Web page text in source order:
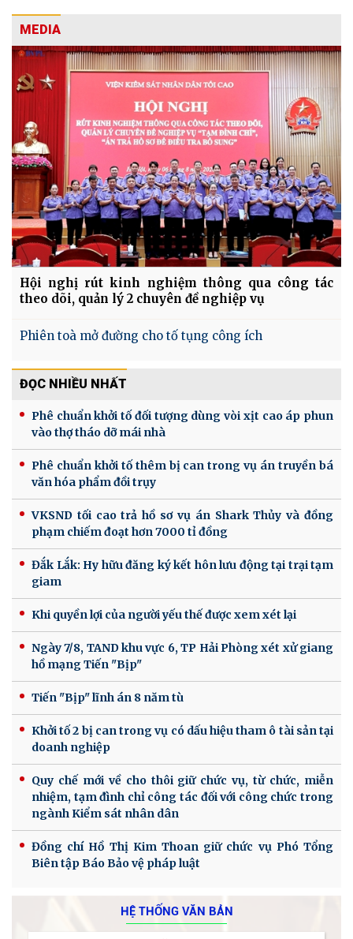
MEDIA
Hội nghị rút kinh nghiệm thông qua công tác
theo dõi, quản lý 2 chuyên đề nghiệp vụ
Phiên toà mở đường cho tố tụng công ích
ĐỌC NHIỀU NHẤT
Phê chuẩn khởi tố đối tượng dùng vòi xịt cao áp phun
vào thợ tháo dỡ mái nhà
Phê chuẩn khởi tố thêm bị can trong vụ án truyền bá
văn hóa phẩm đồi trụy
VKSND tối cao trả hồ sơ vụ án Shark Thủy và đồng
phạm chiếm đoạt hơn 7000 tỉ đồng
Đắk Lắk: Hy hữu đăng ký kết hôn lưu động tại trại tạm
giam
Khi quyền lợi của người yếu thế được xem xét lại
Ngày 7/8, TAND khu vực 6, TP Hải Phòng xét xử giang
hồ mạng Tiến "Bịp"
Tiến "Bịp" lĩnh án 8 năm tù
Khởi tố 2 bị can trong vụ có dấu hiệu tham ô tài sản tại
doanh nghiệp
Quy chế mới về cho thôi giữ chức vụ, từ chức, miễn
nhiệm, tạm đình chỉ công tác đối với công chức trong
ngành Kiểm sát nhân dân
Đồng chí Hồ Thị Kim Thoan giữ chức vụ Phó Tổng
Biên tập Báo Bảo vệ pháp luật
HỆ THỐNG VĂN BẢN